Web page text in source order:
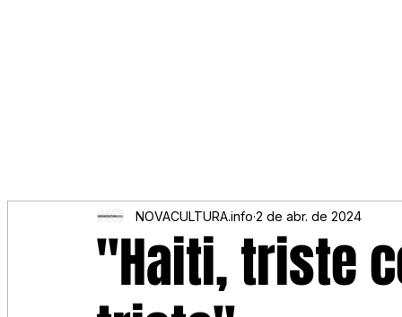
"Haiti, triste
NOVACULTURA.info 2 de abr. de 2024